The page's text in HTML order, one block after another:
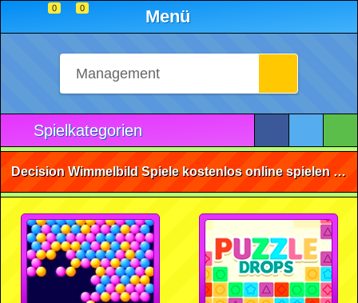
0 0 Menü
Spielkategorien
Decision Wimmelbild Spiele kostenlos online spielen • ohne Anmeldung 🕹️